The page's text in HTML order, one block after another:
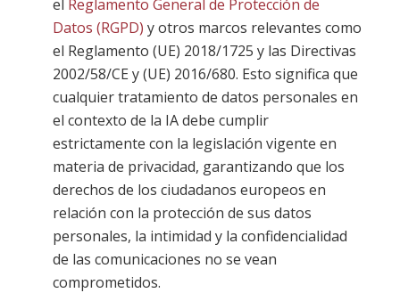
el Reglamento General de Protección de
Datos (RGPD) y otros marcos relevantes como
el Reglamento (UE) 2018/1725 y las Directivas
2002/58/CE y (UE) 2016/680. Esto significa que
cualquier tratamiento de datos personales en
el contexto de la IA debe cumplir
estrictamente con la legislación vigente en
materia de privacidad, garantizando que los
derechos de los ciudadanos europeos en
relación con la protección de sus datos
personales, la intimidad y la confidencialidad
de las comunicaciones no se vean
comprometidos.